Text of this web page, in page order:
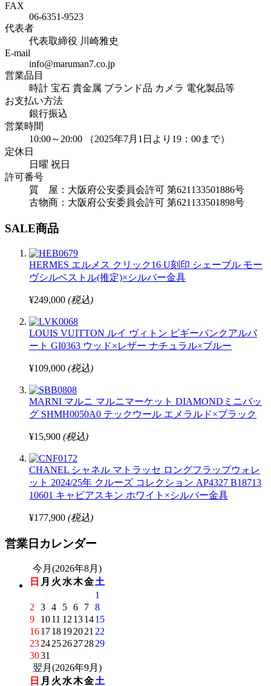
FAX
06-6351-9523
代表者
代表取締役 川崎雅史
E-mail
info@maruman7.co.jp
営業品目
時計 宝石 貴金属 ブランド品 カメラ 電化製品等
お支払い方法
銀行振込
営業時間
10:00～20:00 （2025年7月1日より19：00まで）
定休日
日曜 祝日
許可番号
質 屋：大阪府公安委員会許可 第621133501886号
古物商：大阪府公安委員会許可 第621133501898号
SALE商品
HERMES エルメス クリック16 U刻印 シェーブル モー
ヴシルベストル(推定)×シルバー金具
¥249,000 (税込)
LOUIS VUITTON ルイ ヴィトン ピギーバンクアルバ
ート GI0363 ウッド×レザー ナチュラル×ブルー
¥109,000 (税込)
MARNI マルニ マルニマーケット DIAMONDミニバッ
グ SHMH0050A0 テックウール エメラルド×ブラック
¥15,900 (税込)
CHANEL シャネル マトラッセ ロングフラップウォレ
ット 2024/25年 クルーズ コレクション AP4327 B18713
10601 キャビアスキン ホワイト×シルバー金具
¥177,900 (税込)
営業日カレンダー
今月(2026年8月)
日 月 火 水木金土
1
2
3 4 5 6 7 8
9
1011 12 131415
161718192021 22
23242526272829
3031
翌月(2026年9月)
日 月 火 水木金土